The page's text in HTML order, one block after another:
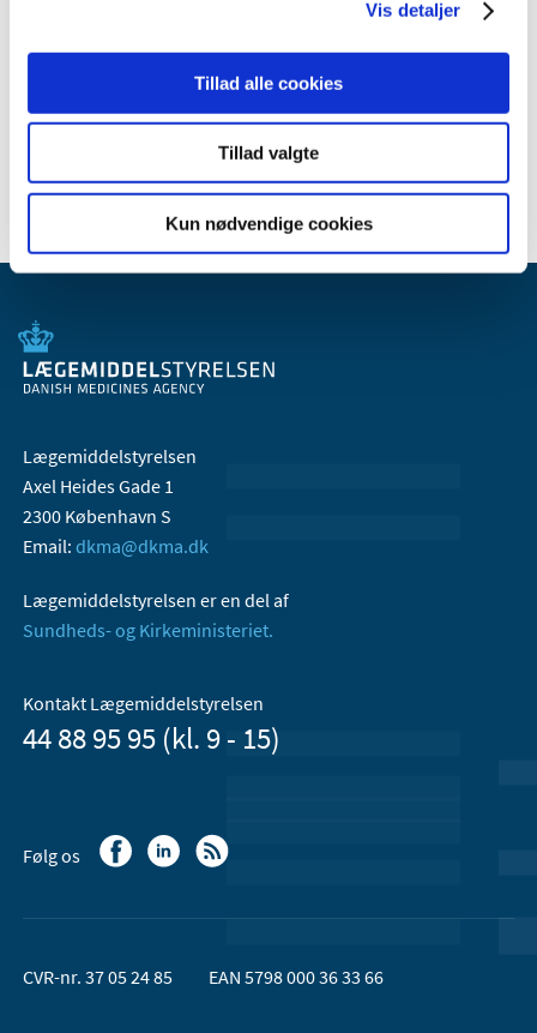
Vis detaljer
Tillad alle cookies
Tillad valgte
Kun nødvendige cookies
2008 (8)
2006 (9)
Lægemiddelstyrelsen
Axel Heides Gade 1
2300 København S
Email: dkma@dkma.dk
Lægemiddelstyrelsen er en del af
Sundheds- og Kirkeministeriet.
Kontakt Lægemiddelstyrelsen
44 88 95 95 (kl. 9 - 15)
Følg os
CVR-nr. 37 05 24 85 EAN 5798 000 36 33 66